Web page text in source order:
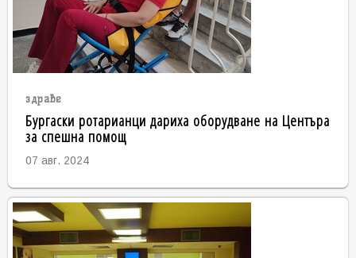
здраве
Бургаски ротарианци дариха оборудване на Центъра
за спешна помощ
07 авг. 2024